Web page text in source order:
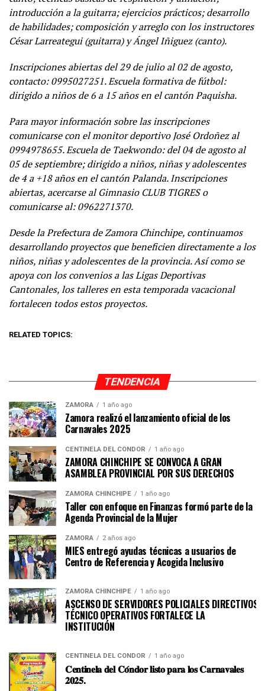
introducción a la guitarra; ejercicios prácticos; desarrollo
de habilidades; composición y arreglo con los instructores
César Larreategui (guitarra) y Ángel Iñiguez (canto).
Inscripciones abiertas del 29 de julio al 02 de agosto,
contacto: 0995027251. Escuela formativa de fútbol:
dirigido a niños de 6 a 15 años en el cantón Paquisha.
Para mayor información sobre las inscripciones
comunicarse con el monitor deportivo José Ordoñez al
0994978655. Escuela de Taekwondo: del 04 de agosto al
05 de septiembre; dirigido a niños, niñas y adolescentes
de 4 a +18 años en el cantón Palanda. Inscripciones
abiertas, acercarse al Gimnasio CLUB TIGRES o
comunicarse al: 0962271370.
Desde la Prefectura de Zamora Chinchipe, continuamos
desarrollando proyectos que beneficien directamente a los
niños, niñas y adolescentes de la provincia. Así como se
apoya con los convenios a las Ligas Deportivas
Cantonales, los talleres en esta temporada vacacional
fortalecen todos estos proyectos.
RELATED TOPICS:
TENDENCIA
ZAMORA 1 año ago
Zamora realizó el lanzamiento oficial de los
Carnavales 2025
CENTINELA DEL CÓNDOR 1 año ago
ZAMORA CHINCHIPE SE CONVOCA A GRAN
ASAMBLEA PROVINCIAL POR SUS DERECHOS
ZAMORA CHINCHIPE 1 año ago
Taller con enfoque en Finanzas formó parte de la
Agenda Provincial de la Mujer
ZAMORA 2 años ago
MIES entregó ayudas técnicas a usuarios de
Centro de Referencia y Acogida Inclusivo
ZAMORA CHINCHIPE 1 año ago
ASCENSO DE SERVIDORES POLICIALES DIRECTIVOS Y
TÉCNICO OPERATIVOS FORTALECE LA
CENTINELA DEL CÓNDOR 1 año ago
𝐂𝐞𝐧𝐭𝐢𝐧𝐞𝐥𝐚 𝐝𝐞𝐥 𝐂𝐨́𝐧𝐝𝐨𝐫 𝐥𝐢𝐬𝐭𝐨 𝐩𝐚𝐫𝐚 𝐥𝐨𝐬 𝐂𝐚𝐫𝐧𝐚𝐯𝐚𝐥𝐞𝐬
𝟐𝟎𝟐𝟓.